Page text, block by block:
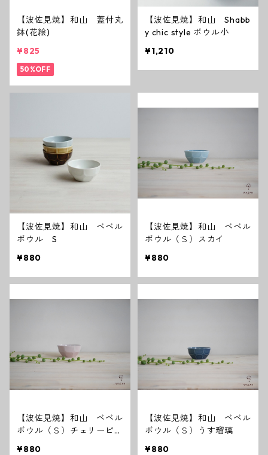
【波佐見焼】和山 蓋付丸
鉢(花絵)
¥825
50%OFF
【波佐見焼】和山 Shabb
y chic style ボウル小
¥1,210
【波佐見焼】和山 ベベル
ボウル S
¥880
【波佐見焼】和山 ベベル
ボウル（Ｓ）スカイ
¥880
【波佐見焼】和山 ベベル
ボウル（Ｓ）チェリーピン
¥880
【波佐見焼】和山 ベベル
ボウル（Ｓ）うす瑠璃
¥880